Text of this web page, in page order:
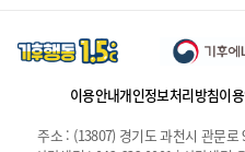
이용안내개인정보처리방침이
주소 : (13807) 경기도 과천시 관문